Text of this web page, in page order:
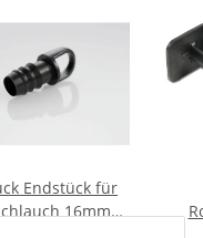
Endstück für
16mm